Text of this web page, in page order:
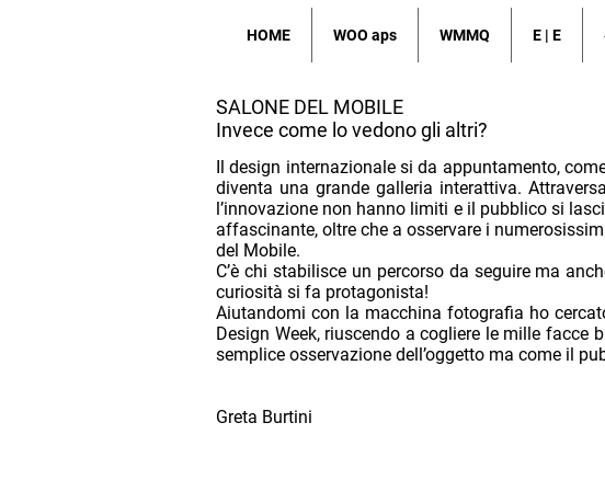
HOME WOO aps WMMQ E | E
SALONE DEL MOBILE
Invece come lo vedono gli altri?
Il design internazionale si da appuntamento,
diventa una grande galleria interattiva.
l’innovazione non hanno limiti e il pubblico si
affascinante, oltre che a osservare i
del Mobile.
C’è chi stabilisce un percorso da seguire ma
curiosità si fa protagonista!
Aiutandomi con la macchina fotografia ho
Design Week, riuscendo a cogliere le mille facce
semplice osservazione dell’oggetto ma come il
Greta Burtini